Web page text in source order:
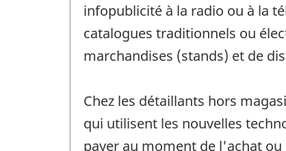
infopublicité à la radio ou à la
catalogues traditionnels ou
marchandises (stands) et de
Chez les détaillants hors
qui utilisent les nouvelles
payer au moment de l'achat